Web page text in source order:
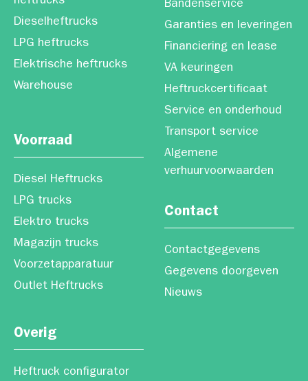
Dieselheftrucks
LPG heftrucks
Elektrische heftrucks
Warehouse
Bandenservice
Garanties en leveringen
Financiering en lease
VA keuringen
Heftruckcertificaat
Service en onderhoud
Transport service
Algemene
verhuurvoorwaarden
Voorraad
Diesel Heftrucks
LPG trucks
Elektro trucks
Magazijn trucks
Voorzetapparatuur
Outlet Heftrucks
Contact
Contactgegevens
Gegevens doorgeven
Nieuws
Overig
Heftruck configurator